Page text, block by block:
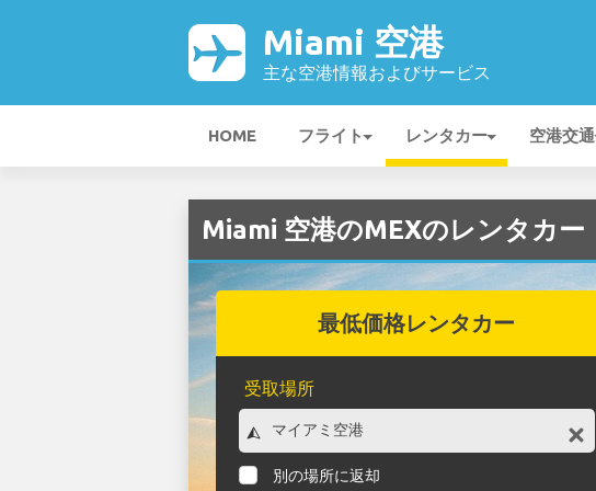
Miami 空港
主な空港情報およびサービス
HOME フライト レンタカー 空港交通
Miami 空港のMEXのレンタカー
最低価格レンタカー
受取場所
別の場所に返却